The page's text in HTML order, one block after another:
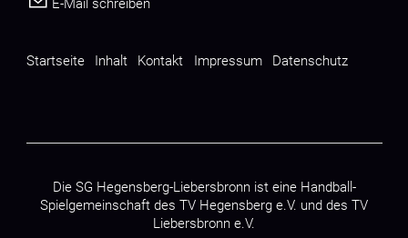
E-Mail schreiben
Startseite Inhalt Kontakt Impressum Datenschutz
Die SG Hegensberg-Liebersbronn ist eine Handball-
Spielgemeinschaft des TV Hegensberg e.V. und des TV
Liebersbronn e.V.